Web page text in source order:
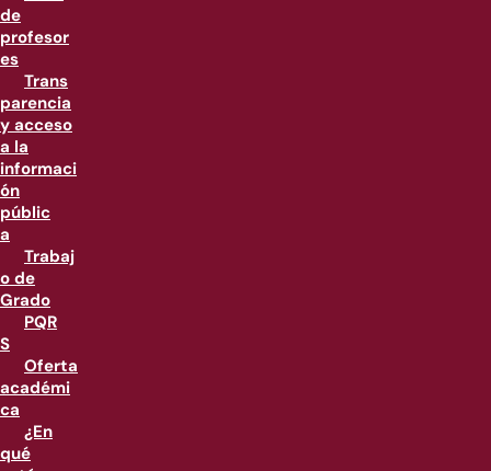
de
profesor
es
Trans
parencia
y acceso
a la
informaci
ón
públic
a
Trabaj
o de
Grado
PQR
S
Oferta
académi
ca
¿En
qué